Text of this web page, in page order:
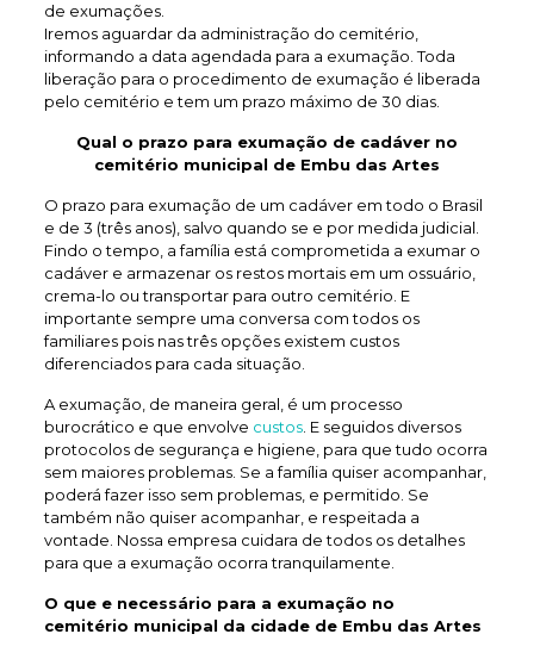
de exumações.
Iremos aguardar da administração do cemitério,
informando a data agendada para a exumação. Toda
liberação para o procedimento de exumação é liberada
pelo cemitério e tem um prazo máximo de 30 dias.
Qual o prazo para exumação de cadáver no
cemitério municipal de Embu das Artes
O prazo para exumação de um cadáver em todo o Brasil
e de 3 (três anos), salvo quando se e por medida judicial.
Findo o tempo, a família está comprometida a exumar o
cadáver e armazenar os restos mortais em um ossuário,
crema-lo ou transportar para outro cemitério. E
importante sempre uma conversa com todos os
familiares pois nas três opções existem custos
diferenciados para cada situação.
A exumação, de maneira geral, é um processo
burocrático e que envolve custos. E seguidos diversos
protocolos de segurança e higiene, para que tudo ocorra
sem maiores problemas. Se a família quiser acompanhar,
poderá fazer isso sem problemas, e permitido. Se
também não quiser acompanhar, e respeitada a
vontade. Nossa empresa cuidara de todos os detalhes
para que a exumação ocorra tranquilamente.
O que e necessário para a exumação no
cemitério municipal da cidade de Embu das Artes